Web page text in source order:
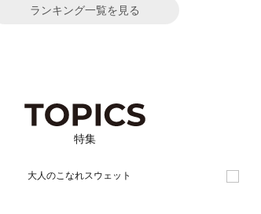
ランキング一覧を見る
特集